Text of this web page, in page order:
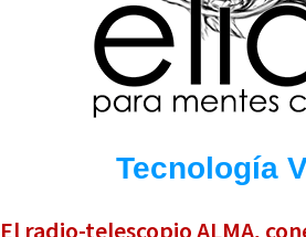
Tecnología
El radio-telescopio ALMA,